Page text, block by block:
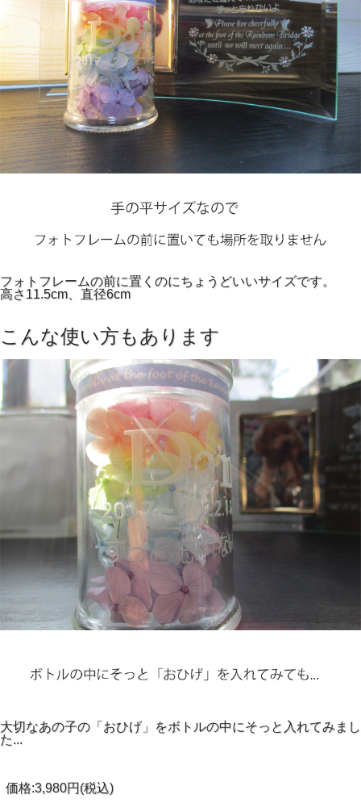
フォトフレームの前に置くのにちょうどいいサイズです。
高さ11.5cm、直径6cm
こんな使い方もあります
大切なあの子の「おひげ」をボトルの中にそっと入れてみまし
た...
価格:3,980円(税込)